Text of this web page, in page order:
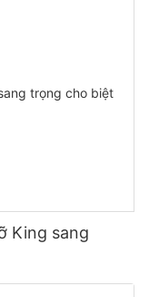
King sang